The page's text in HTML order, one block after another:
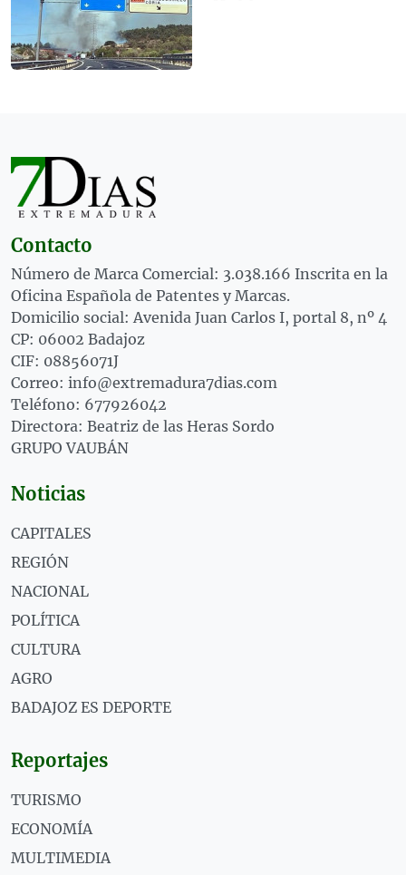
Contacto
Número de Marca Comercial: 3.038.166 Inscrita en la
Oficina Española de Patentes y Marcas.
Domicilio social: Avenida Juan Carlos I, portal 8, nº 4
CP: 06002 Badajoz
CIF: 08856071J
Correo: info@extremadura7dias.com
Teléfono: 677926042
Directora: Beatriz de las Heras Sordo
GRUPO VAUBÁN
Noticias
CAPITALES
REGIÓN
NACIONAL
POLÍTICA
CULTURA
AGRO
BADAJOZ ES DEPORTE
Reportajes
TURISMO
ECONOMÍA
MULTIMEDIA